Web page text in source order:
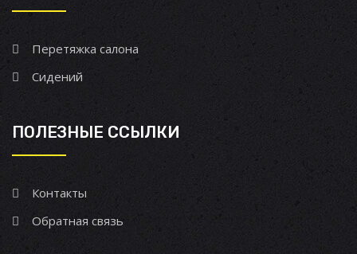
Перетяжка салона
Сидений
ПОЛЕЗНЫЕ ССЫЛКИ
Контакты
Обратная связь